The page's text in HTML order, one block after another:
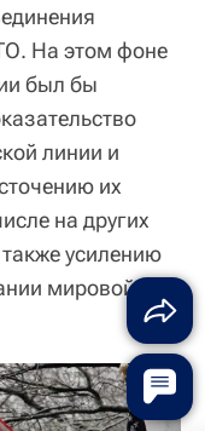
На этом фоне
был бы
линии и
их
на других
усилению
мировой